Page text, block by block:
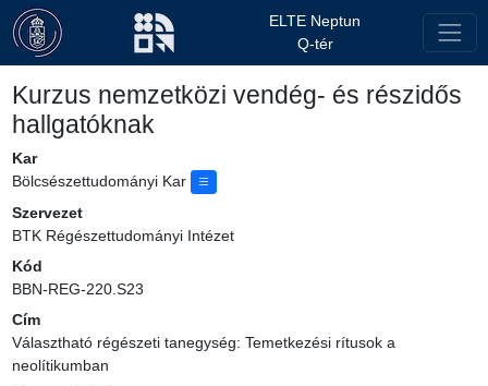
ELTE Neptun
Q-tér
Kurzus nemzetközi vendég- és részidős
hallgatóknak
Kar
Bölcsészettudományi Kar
Szervezet
BTK Régészettudományi Intézet
Kód
BBN-REG-220.S23
Cím
Választható régészeti tanegység: Temetkezési rítusok a
neolítikumban